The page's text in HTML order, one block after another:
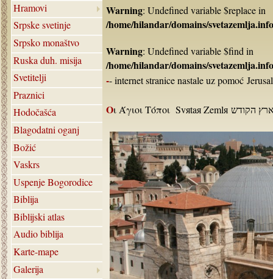
Hramovi
Srpske svetinje
Srpsko monaštvo
Ruska duh. misija
Svetitelji
Praznici
Hodočašća
Blagodatni oganj
Božić
Vaskrs
Uspenje Bogorodice
Biblija
Biblijski atlas
Audio biblija
Karte-mape
Galerija
Warning: Undefined variable $replace in
/home/hilandar/domains/
Warning: Undefined variable $find in
/home/hilandar/domains/
-- internet stranice nastale uz pomoć